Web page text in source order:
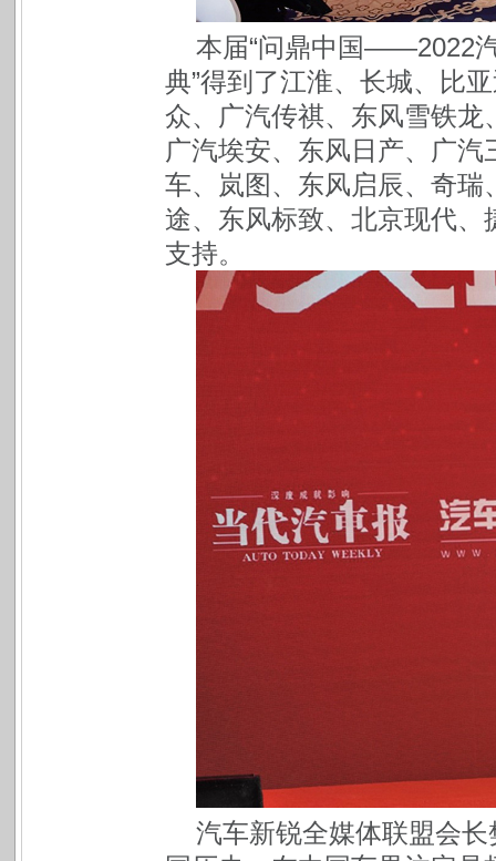
本届“问鼎中国——2022
典”得到了江淮、长城、比
众、广汽传祺、东风雪铁
广汽埃安、东风日产、广
车、岚图、东风启辰、奇
途、东风标致、北京现代
支持。
汽车新锐全媒体联盟会